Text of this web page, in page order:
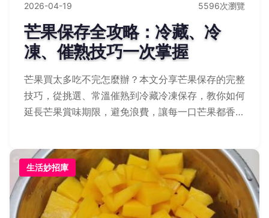
2026-04-19 5596次瀏覽
芒果保存全攻略：冷藏、冷
凍、催熟技巧一次掌握
芒果買太多吃不完怎麼辦？本文分享芒果保存的完整
技巧，從挑選、常溫催熟到冷藏冷凍保存，教你如何
延長芒果賞味期限，避免浪費，讓每一口芒果都香甜
生活妙招庫